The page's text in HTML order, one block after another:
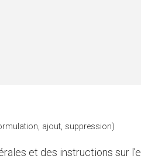
ajout, suppression)